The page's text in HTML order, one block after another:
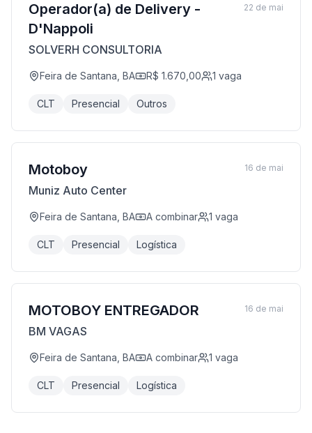
Operador(a) de Delivery -
D'Nappoli
SOLVERH CONSULTORIA
Feira de Santana, BA R$ 1.670,00 1 vaga
CLT Presencial Outros
22 de mai
Motoboy
Muniz Auto Center
Feira de Santana, BA A combinar 1 vaga
CLT Presencial Logística
16 de mai
MOTOBOY ENTREGADOR
BM VAGAS
Feira de Santana, BA A combinar 1 vaga
CLT Presencial Logística
16 de mai